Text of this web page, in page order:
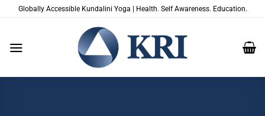
SaltaGlobally Accessible Kundalini Yoga | Health. Self Awareness. Education.